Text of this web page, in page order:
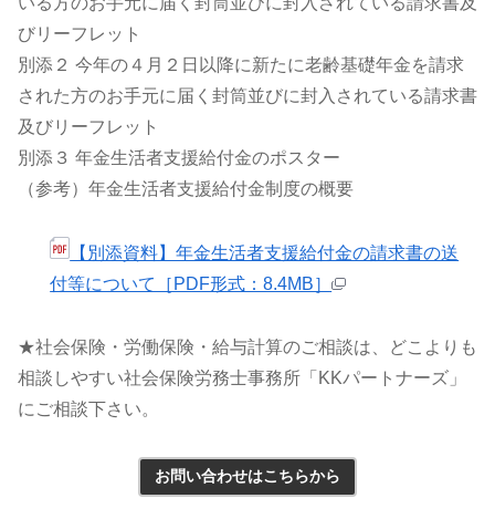
びリーフレット
別添２ 今年の４月２日以降に新たに老齢基礎年金を請求
された方のお手元に届く封筒並びに封入されている請求書
及びリーフレット
別添３ 年金生活者支援給付金のポスター
（参考）年金生活者支援給付金制度の概要
【別添資料】年金生活者支援給付金の請求書の送
付等について［PDF形式：8.4MB］
★社会保険・労働保険・給与計算のご相談は、どこよりも
相談しやすい社会保険労務士事務所「KKパートナーズ」
にご相談下さい。
お問い合わせはこちらから